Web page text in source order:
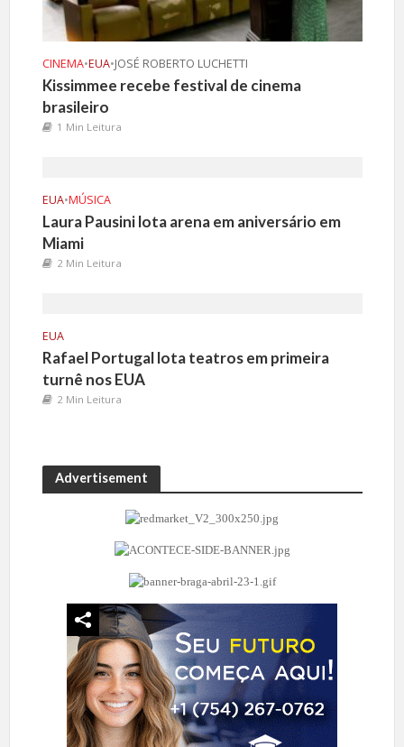
CINEMA•EUA•JOSÉ ROBERTO LUCHETTI
Kissimmee recebe festival de cinema
brasileiro
1 Min Leitura
EUA•MÚSICA
Laura Pausini lota arena em aniversário em
Miami
2 Min Leitura
EUA
Rafael Portugal lota teatros em primeira
turnê nos EUA
2 Min Leitura
Advertisement